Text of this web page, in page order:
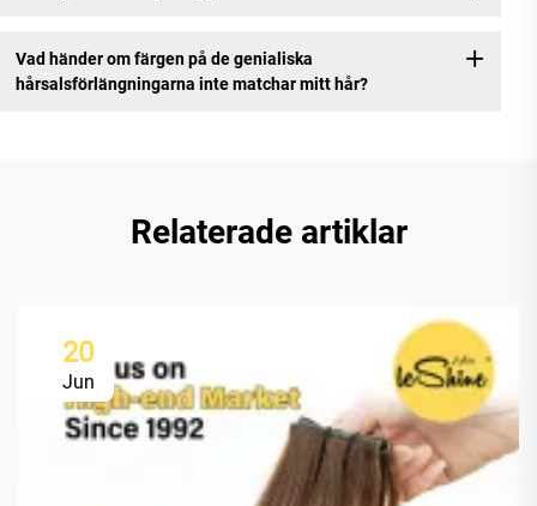
Vad händer om färgen på de genialiska
hårsalsförlängningarna inte matchar mitt hår?
Relaterade artiklar
20
Jun